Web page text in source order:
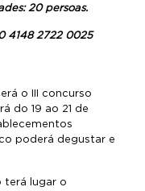
20 persoas.
4148 2722 0025
o III concurso
do 19 ao 21 de
poderá degustar e
terá lugar o